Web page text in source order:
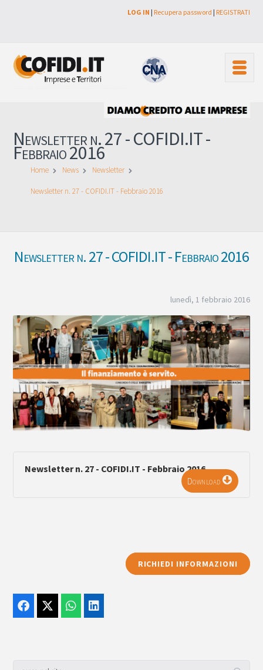
LOG IN | Recupera password | REGISTRATI
Newsletter n. 27 - COFIDI.IT -
Febbraio 2016
Home News Newsletter
Newsletter n. 27 - COFIDI.IT - Febbraio 2016
Newsletter n. 27 - COFIDI.IT - Febbraio 2016
lunedì, 1 febbraio 2016
Newsletter n. 27 - COFIDI.IT - Febbraio 2016
Download
RICHIEDI INFORMAZIONI